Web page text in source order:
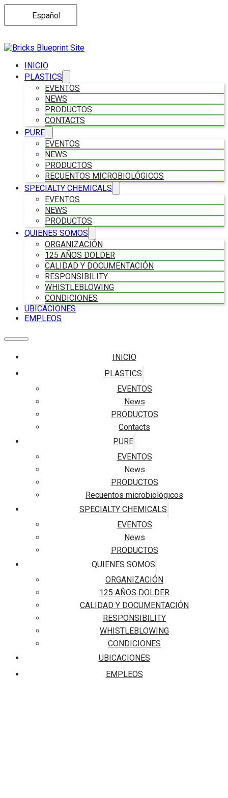
Español
INICIO
PLASTICS
EVENTOS
NEWS
PRODUCTOS
CONTACTS
PURE
EVENTOS
NEWS
PRODUCTOS
RECUENTOS MICROBIOLÓGICOS
SPECIALTY CHEMICALS
EVENTOS
NEWS
PRODUCTOS
QUIENES SOMOS
ORGANIZACIÓN
125 AÑOS DOLDER
CALIDAD Y DOCUMENTACIÓN
RESPONSIBILITY
WHISTLEBLOWING
CONDICIONES
UBICACIONES
EMPLEOS
INICIO
PLASTICS
EVENTOS
News
PRODUCTOS
Contacts
PURE
EVENTOS
News
PRODUCTOS
Recuentos microbiológicos
SPECIALTY CHEMICALS
EVENTOS
News
PRODUCTOS
QUIENES SOMOS
ORGANIZACIÓN
125 AÑOS DOLDER
CALIDAD Y DOCUMENTACIÓN
RESPONSIBILITY
WHISTLEBLOWING
CONDICIONES
UBICACIONES
EMPLEOS